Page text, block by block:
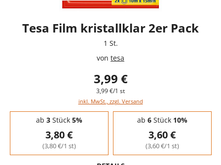
Tesa Film kristallklar 2er Pack
1 St.
von tesa
3,99 €
3,99 €/1 st
inkl. MwSt., zzgl. Versand
Staffelpreise - Mengenrabatt
ab 3Stück 5%
3,80 €
(3,80 €/1 st)
ab 6Stück 10%
3,60 €
(3,60 €/1 st)